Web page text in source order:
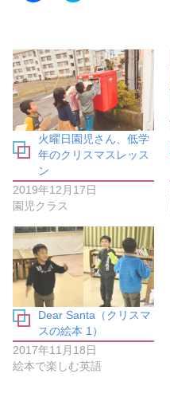
o
k
で
共
有
す
る
に
は
ク
リ
ッ
ク
し
て
く
だ
さ
い
(
新
し
い
ィ
ン
ド
ウ
で
開
き
ま
T
w
i
t
t
e
r
で
共
有
新
い
ウ
ド
ウ
で
開
き
ま
火曜日園児さん、低学
年のクリスマスレッス
ン
2019年12月17日
園児クラス
Dear Santa（クリスマ
スの絵本 1）
2017年11月18日
絵本で楽しむ英語